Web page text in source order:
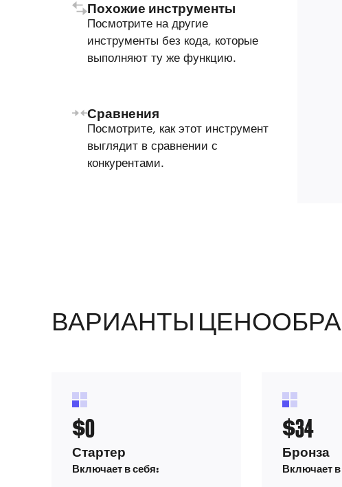
Похожие инструменты
Посмотрите на другие
инструменты без кода, которые
выполняют ту же функцию.
Сравнения
Посмотрите, как этот инструмент
выглядит в сравнении с
конкурентами.
ВАРИАНТЫ
$0
Стартер
Включает в себя:
$34
Бронза
Включает в